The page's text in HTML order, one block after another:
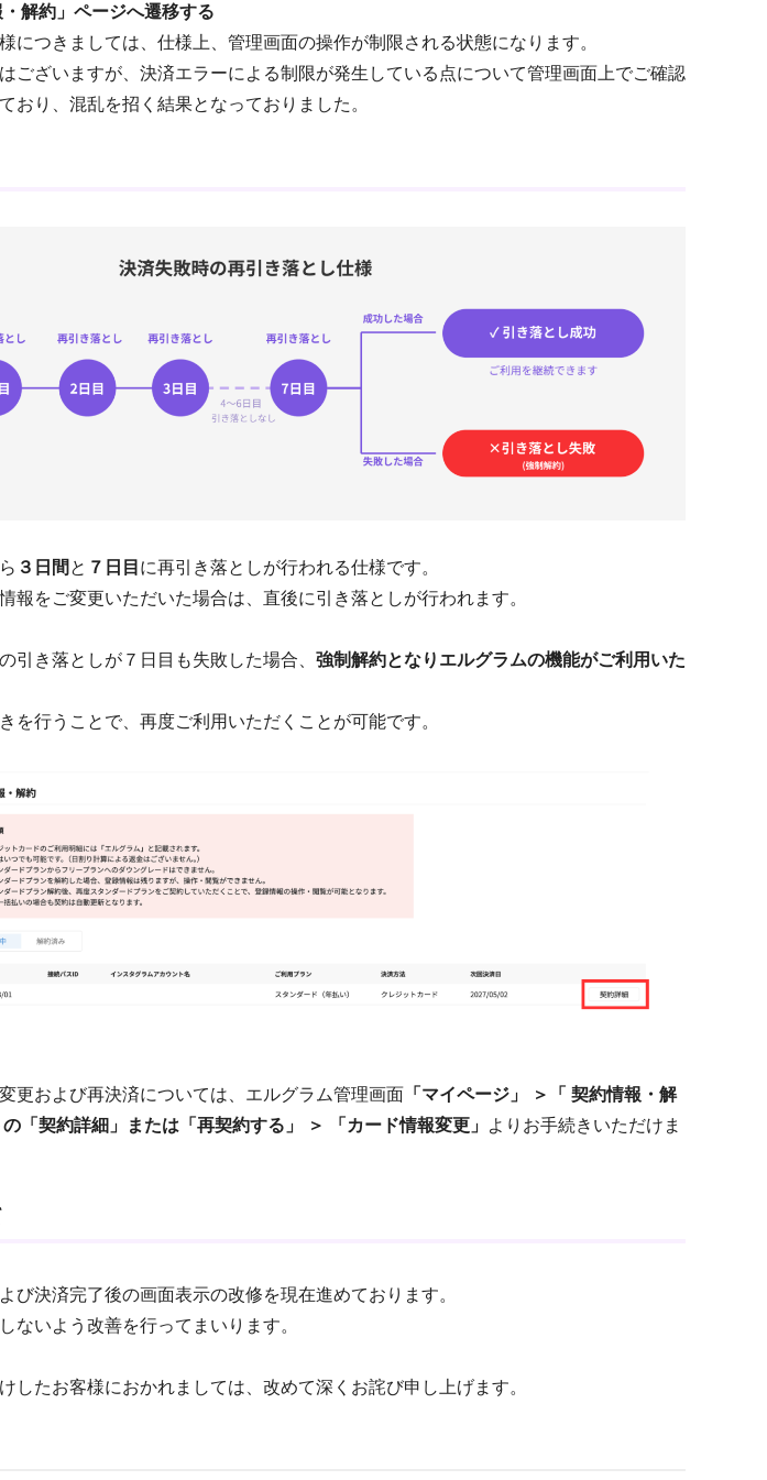
解約」ページへ遷移する
につきましては、仕様上、管理画面の操作が制限される状態になります。
ございますが、決済エラーによる制限が発生している点について管理画面上でご確認
おり、混乱を招く結果となっておりました。
３日間 と ７日目 に再引き落としが行われる仕様です。
報をご変更いただいた場合は、直後に引き落としが行われます。
引き落としが７日目も失敗した場合、 強制解約となりエルグラムの機能がご利用いた
を行うことで、再度ご利用いただくことが可能です。
更および再決済については、エルグラム管理画面 「マイページ」 ＞「 契約情報・解
「契約詳細」または「再契約する」 ＞ 「カード情報変更」 よりお手続きいただけま
び決済完了後の画面表示の改修を現在進めております。
ないよう改善を行ってまいります。
したお客様におかれましては、改めて深くお詫び申し上げます。